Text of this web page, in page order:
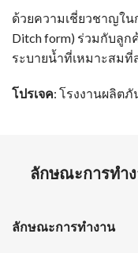
ด้วยความเชี่ยวชาญใน
Ditch form) ร่วมกับลูก
ระบายน้ำที่เหมาะสมที่
โปรเจค: โรงงานผลิต
ลักษณะการทำ
ลักษณะการทำงาน